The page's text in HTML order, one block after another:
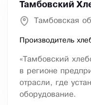
Тамбовский
Тамбовская
Производитель
«Тамбовский
в регионе
отрасли, где
оборудование.